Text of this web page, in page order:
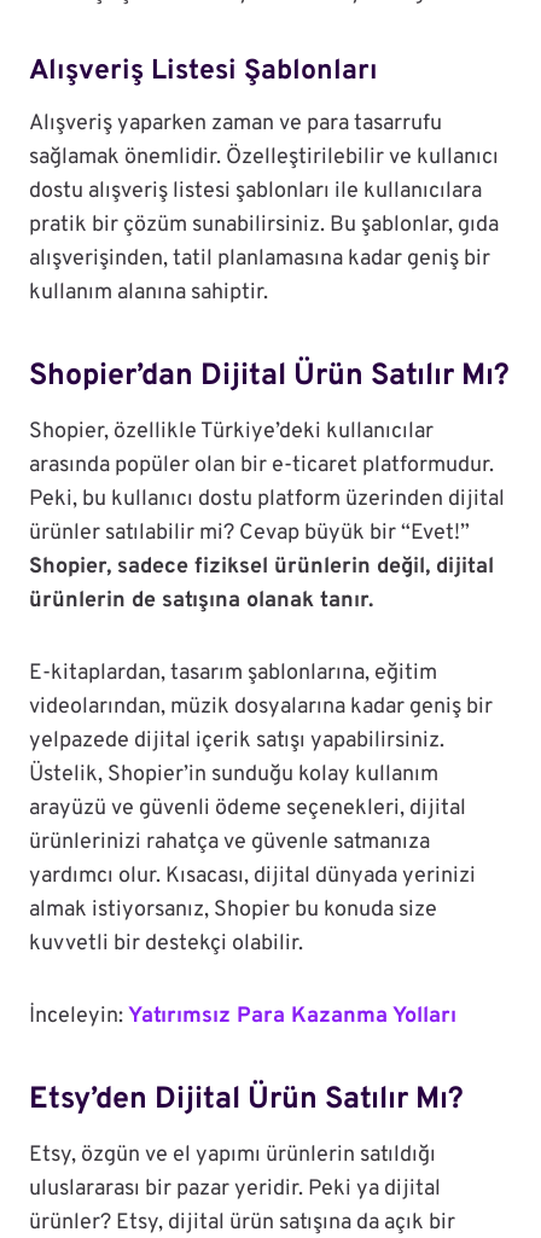
Alışveriş Listesi Şablonları
Alışveriş yaparken zaman ve para tasarrufu
sağlamak önemlidir. Özelleştirilebilir ve kullanıcı
dostu alışveriş listesi şablonları ile kullanıcılara
pratik bir çözüm sunabilirsiniz. Bu şablonlar, gıda
alışverişinden, tatil planlamasına kadar geniş bir
kullanım alanına sahiptir.
Shopier’dan Dijital Ürün Satılır Mı?
Shopier, özellikle Türkiye’deki kullanıcılar
arasında popüler olan bir e-ticaret platformudur.
Peki, bu kullanıcı dostu platform üzerinden dijital
ürünler satılabilir mi? Cevap büyük bir “Evet!”
Shopier, sadece fiziksel ürünlerin değil, dijital
ürünlerin de satışına olanak tanır.
E-kitaplardan, tasarım şablonlarına, eğitim
videolarından, müzik dosyalarına kadar geniş bir
yelpazede dijital içerik satışı yapabilirsiniz.
Üstelik, Shopier’in sunduğu kolay kullanım
arayüzü ve güvenli ödeme seçenekleri, dijital
ürünlerinizi rahatça ve güvenle satmanıza
yardımcı olur. Kısacası, dijital dünyada yerinizi
almak istiyorsanız, Shopier bu konuda size
kuvvetli bir destekçi olabilir.
İnceleyin:Yatırımsız Para Kazanma Yolları
Etsy’den Dijital Ürün Satılır Mı?
Etsy, özgün ve el yapımı ürünlerin satıldığı
uluslararası bir pazar yeridir. Peki ya dijital
ürünler? Etsy, dijital ürün satışına da açık bir